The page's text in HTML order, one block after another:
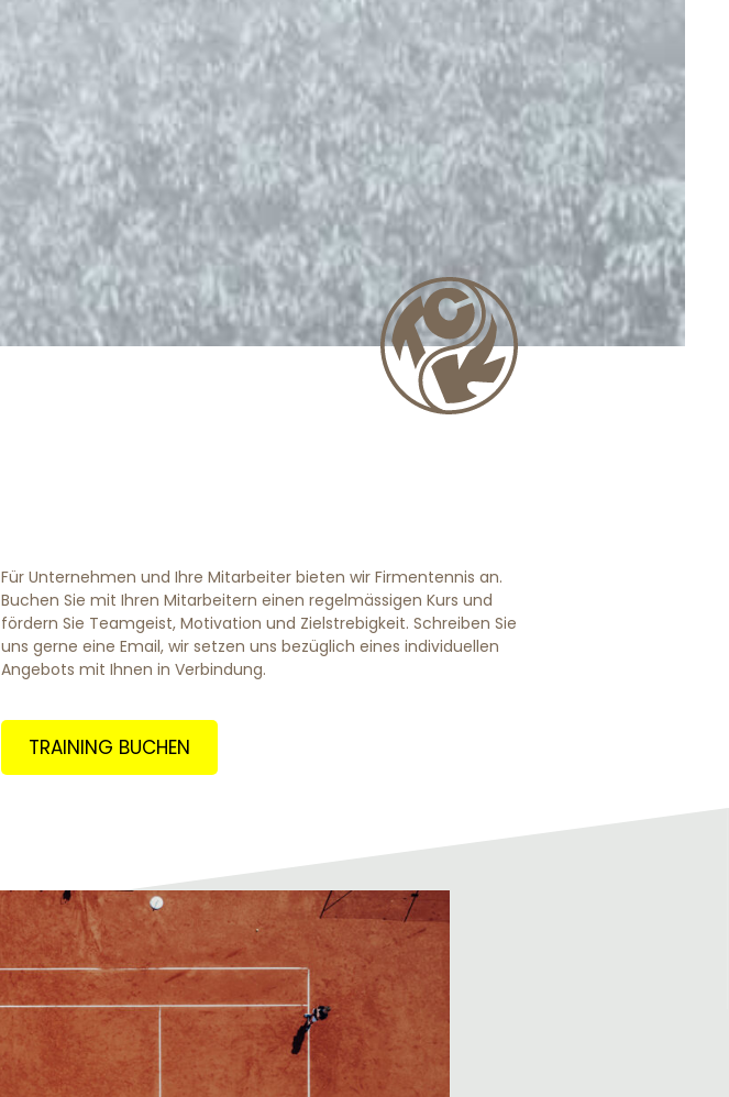
Für Unternehmen und Ihre Mitarbeiter bieten wir Firmentennis an.
Buchen Sie mit Ihren Mitarbeitern einen regelmässigen Kurs und
fördern Sie Teamgeist, Motivation und Zielstrebigkeit. Schreiben Sie
uns gerne eine Email, wir setzen uns bezüglich eines individuellen
Angebots mit Ihnen in Verbindung.
TRAINING BUCHEN